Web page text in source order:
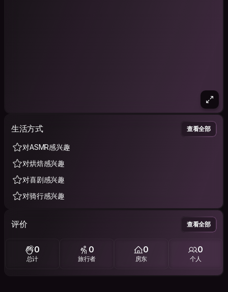
生活方式 查看全部
对ASMR感兴趣
对烘焙感兴趣
对喜剧感兴趣
对骑行感兴趣
评价 查看全部
0
总计
0
旅行者
0
房东
0
个人